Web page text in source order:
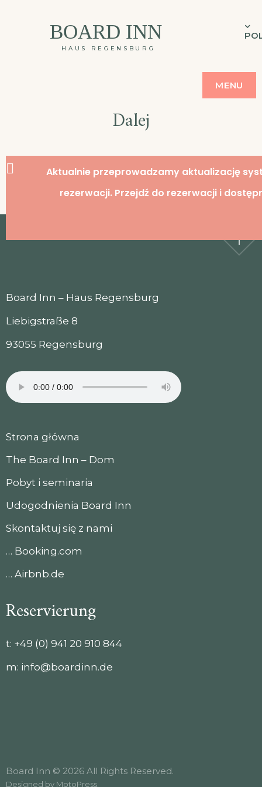
BOARD INN
HAUS REGENSBURG
MENU
Dalej
Aktualnie przeprowadzamy aktualizację
rezerwacji. Przejdź do rezerwacji i
Board Inn – Haus Regensburg
Liebigstraße 8
93055 Regensburg
Strona główna
The Board Inn – Dom
Pobyt i seminaria
Udogodnienia Board Inn
Skontaktuj się z nami
… Booking.com
… Airbnb.de
Reservierung
t: +49 (0) 941 20 910 844
m: info@boardinn.de
Board Inn © 2026 All Rights Reserved.
Designed by MotoPress